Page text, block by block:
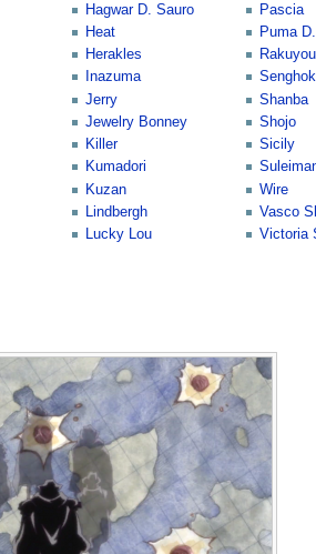
Hagwar D. Sauro
Heat
Herakles
Inazuma
Jerry
Jewelry Bonney
Killer
Kumadori
Kuzan
Lindbergh
Lucky Lou
Pascia
Puma
Rakuyou
Senghok
Shanba
Shojo
Sicily
Wire
Vasco
Victoria